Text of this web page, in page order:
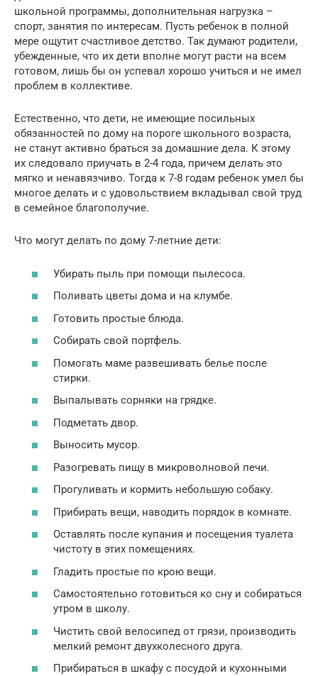
школьной программы, дополнительная нагрузка –
спорт, занятия по интересам. Пусть ребенок в полной
мере ощутит счастливое детство. Так думают родители,
убежденные, что их дети вполне могут расти на всем
готовом, лишь бы он успевал хорошо учиться и не имел
проблем в коллективе.
Естественно, что дети, не имеющие посильных
обязанностей по дому на пороге школьного возраста,
не станут активно браться за домашние дела. К этому
их следовало приучать в 2-4 года, причем делать это
мягко и ненавязчиво. Тогда к 7-8 годам ребенок умел бы
многое делать и с удовольствием вкладывал свой труд
в семейное благополучие.
Что могут делать по дому 7-летние дети:
Убирать пыль при помощи пылесоса.
Поливать цветы дома и на клумбе.
Готовить простые блюда.
Собирать свой портфель.
Помогать маме развешивать белье после
стирки.
Выпалывать сорняки на грядке.
Подметать двор.
Выносить мусор.
Разогревать пищу в микроволновой печи.
Прогуливать и кормить небольшую собаку.
Прибирать вещи, наводить порядок в комнате.
Оставлять после купания и посещения туалета
чистоту в этих помещениях.
Гладить простые по крою вещи.
Самостоятельно готовиться ко сну и собираться
утром в школу.
Чистить свой велосипед от грязи, производить
мелкий ремонт двухколесного друга.
Прибираться в шкафу с посудой и кухонными